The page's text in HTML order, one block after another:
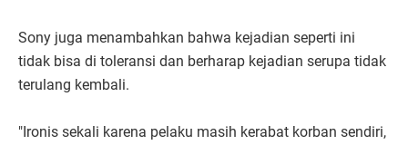
Sony juga menambahkan bahwa kejadian seperti ini
tidak bisa di toleransi dan berharap kejadian serupa tidak
terulang kembali.
"Ironis sekali karena pelaku masih kerabat korban sendiri,